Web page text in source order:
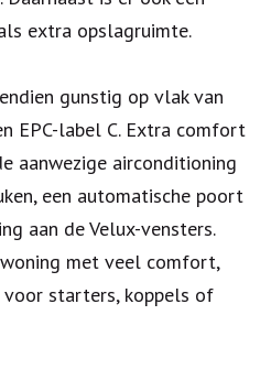
extra opslagruimte.
gunstig op vlak van
EPC-label C. Extra comfort
aanwezige airconditioning
een automatische poort
aan de Velux-vensters.
met veel comfort,
starters, koppels of